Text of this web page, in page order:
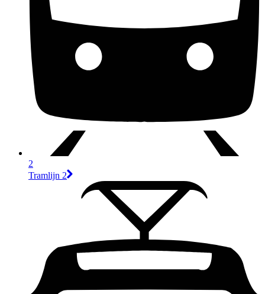
2
Tramlijn 2